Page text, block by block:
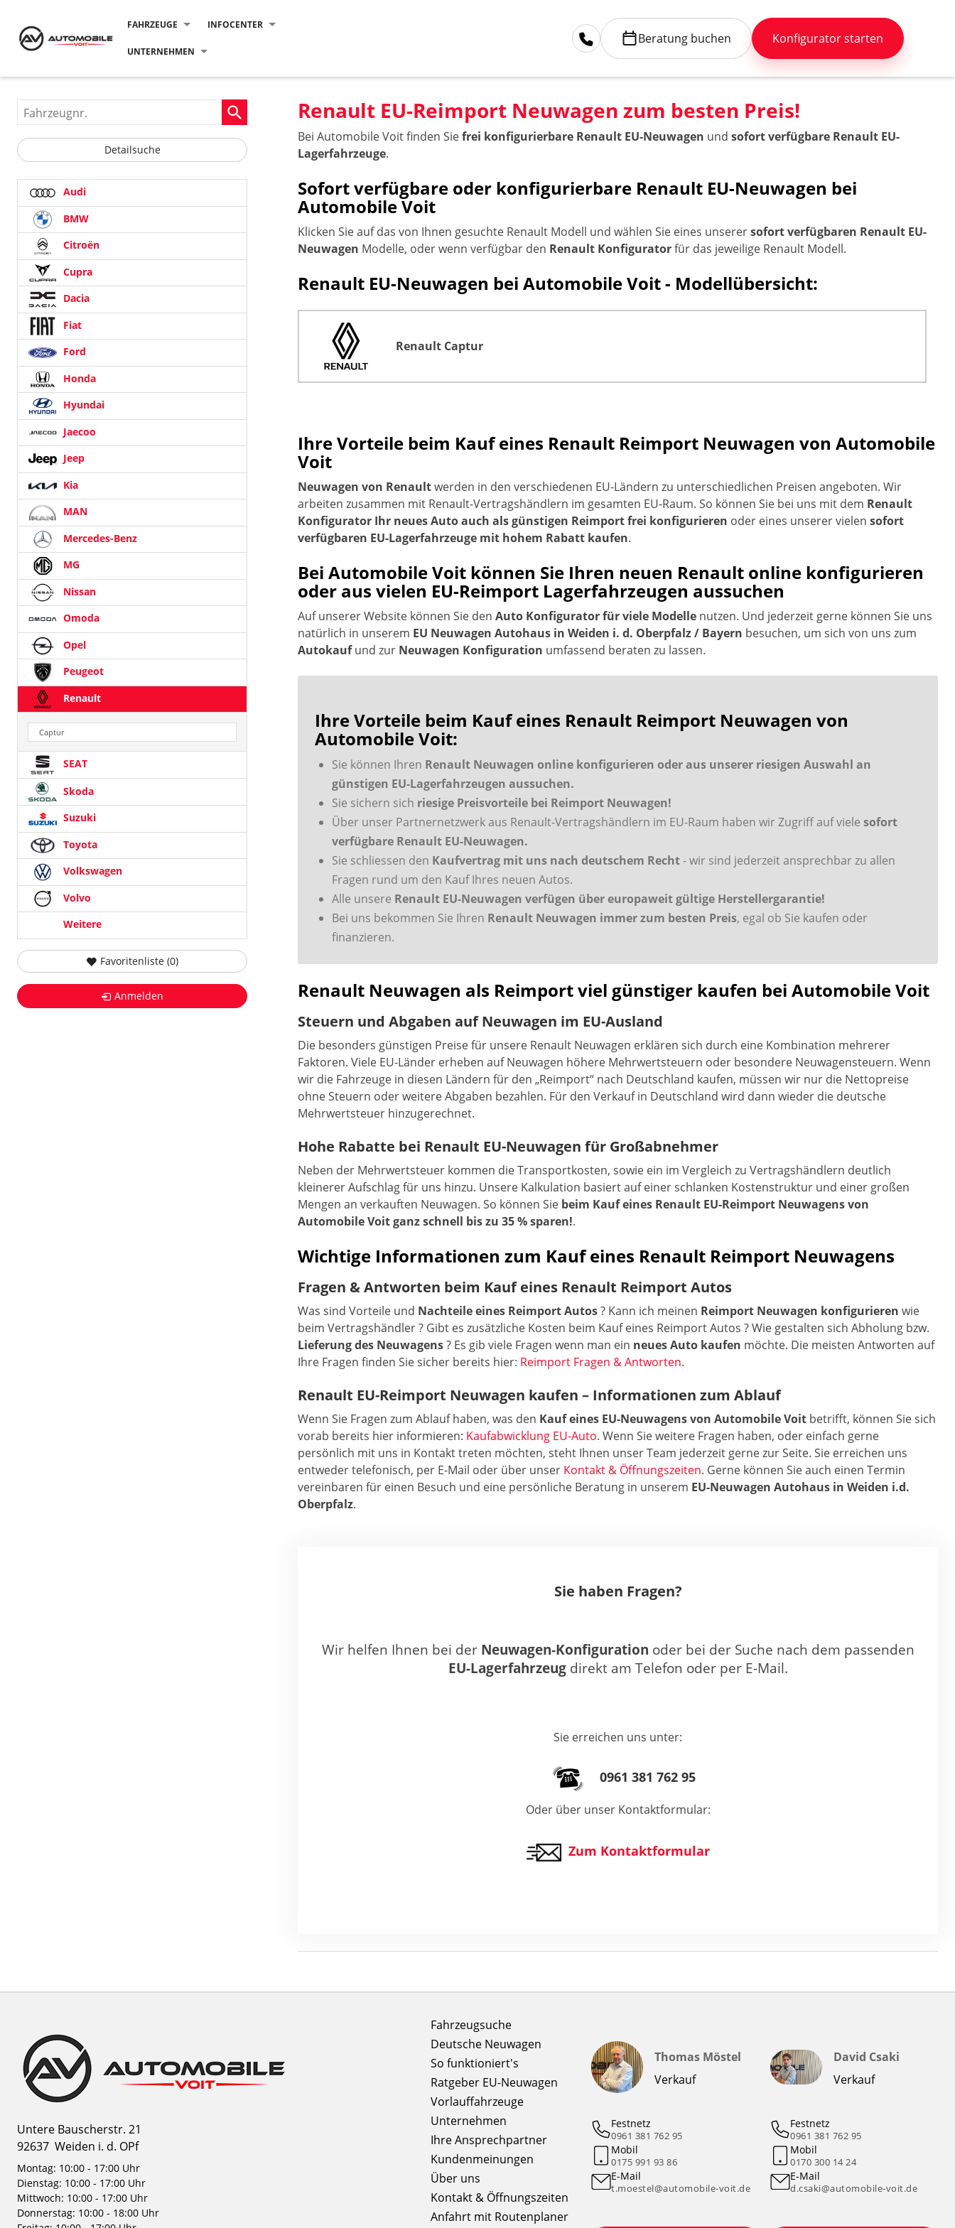
FAHRZEUGE INFOCENTER
UNTERNEHMEN
Beratung buchen Konfigurator starten
Renault EU-Reimport Neuwagen zum besten Preis!
Bei Automobile Voit finden Siefrei konfigurierbare Renault EU-Neuwagen undsofort verfügbare Renault EU-
Lagerfahrzeuge.
Sofort verfügbare oder konfigurierbare Renault EU-Neuwagen bei
Automobile Voit
Klicken Sie auf das von Ihnen gesuchte Renault Modell und wählen Sie eines unserersofort verfügbaren Renault EU-
Neuwagen Modelle, oder wenn verfügbar den Renault Konfiguratorfür das jeweilige Renault Modell.
Renault EU-Neuwagen bei Automobile Voit - Modellübersicht:
Renault Captur
Ihre Vorteile beim Kauf eines Renault Reimport Neuwagen von Automobile
Voit
Neuwagen von Renaultwerden in den verschiedenen EU-Ländern zu unterschiedlichen Preisen angeboten. Wir
arbeiten zusammen mit Renault-Vertragshändlern im gesamten EU-Raum. So können Sie bei uns mit dem Renault
Konfigurator Ihr neues Auto auch als günstigen Reimport frei konfigurieren oder eines unserer vielensofort
verfügbaren EU-Lagerfahrzeuge mit hohem Rabatt kaufen.
Bei Automobile Voit können Sie Ihren neuen Renault online konfigurieren
oder aus vielen EU-Reimport Lagerfahrzeugen aussuchen
Auf unserer Website können Sie denAuto Konfigurator für viele Modelle nutzen. Und jederzeit gerne können Sie uns
natürlich in unserem EU Neuwagen Autohaus in Weiden i. d. Oberpfalz / Bayern besuchen, um sich von uns zum
Autokaufund zur Neuwagen Konfiguration umfassend beraten zu lassen.
Ihre Vorteile beim Kauf eines Renault Reimport Neuwagen von
Automobile Voit:
Sie können Ihren Renault Neuwagen online konfigurieren oder aus unserer riesigen Auswahl an
günstigen EU-Lagerfahrzeugen aussuchen.
Sie sichern sich riesige Preisvorteile bei Reimport Neuwagen!
Über unser Partnernetzwerk aus Renault-Vertragshändlern im EU-Raum haben wir Zugriff auf vielesofort
verfügbare Renault EU-Neuwagen.
Sie schliessen den Kaufvertrag mit uns nach deutschem Recht- wir sind jederzeit ansprechbar zu allen
Fragen rund um den Kauf Ihres neuen Autos.
Alle unsere Renault EU-Neuwagen verfügen über europaweit gültige Herstellergarantie!
Bei uns bekommen Sie Ihren Renault Neuwagen immer zum besten Preis, egal ob Sie kaufen oder
finanzieren.
Renault Neuwagen als Reimport viel günstiger kaufen bei Automobile Voit
Steuern und Abgaben auf Neuwagen im EU-Ausland
Die besonders günstigen Preise für unsere Renault Neuwagen erklären sich durch eine Kombination mehrerer
Faktoren. Viele EU-Länder erheben auf Neuwagen höhere Mehrwertsteuern oder besondere Neuwagensteuern. Wenn
wir die Fahrzeuge in diesen Ländern für den „Reimport“ nach Deutschland kaufen, müssen wir nur die Nettopreise
ohne Steuern oder weitere Abgaben bezahlen. Für den Verkauf in Deutschland wird dann wieder die deutsche
Mehrwertsteuer hinzugerechnet.
Hohe Rabatte bei Renault EU-Neuwagen für Großabnehmer
Neben der Mehrwertsteuer kommen die Transportkosten, sowie ein im Vergleich zu Vertragshändlern deutlich
kleinerer Aufschlag für uns hinzu. Unsere Kalkulation basiert auf einer schlanken Kostenstruktur und einer großen
Mengen an verkauften Neuwagen. So können Sie beim Kauf eines Renault EU-Reimport Neuwagens von
Automobile Voit ganz schnell bis zu 35 % sparen!.
Wichtige Informationen zum Kauf eines Renault Reimport Neuwagens
Fragen & Antworten beim Kauf eines Renault Reimport Autos
Was sind Vorteile und Nachteile eines Reimport Autos? Kann ich meinen Reimport Neuwagen konfigurieren wie
beim Vertragshändler ? Gibt es zusätzliche Kosten beim Kauf eines Reimport Autos ? Wie gestalten sich Abholung bzw.
Lieferung des Neuwagens? Es gib viele Fragen wenn man ein neues Auto kaufen möchte. Die meisten Antworten auf
Ihre Fragen finden Sie sicher bereits hier: Reimport Fragen & Antworten.
Renault EU-Reimport Neuwagen kaufen – Informationen zum Ablauf
Wenn Sie Fragen zum Ablauf haben, was den Kauf eines EU-Neuwagens von Automobile Voit betrifft, können Sie sich
vorab bereits hier informieren: Kaufabwicklung EU-Auto. Wenn Sie weitere Fragen haben, oder einfach gerne
persönlich mit uns in Kontakt treten möchten, steht Ihnen unser Team jederzeit gerne zur Seite. Sie erreichen uns
entweder telefonisch, per E-Mail oder über unser Kontakt & Öffnungszeiten. Gerne können Sie auch einen Termin
vereinbaren für einen Besuch und eine persönliche Beratung in unserem EU-Neuwagen Autohaus in Weiden i.d.
Oberpfalz.
Sie haben Fragen?
Wir helfen Ihnen bei der Neuwagen-Konfiguration oder bei der Suche nach dem passenden
EU-Lagerfahrzeugdirekt am Telefon oder per E-Mail.
Sie erreichen uns unter:
0961 381 762 95
Oder über unser Kontaktformular:
Zum Kontaktformular
Fahrzeugnr.
Detailsuche
Audi
BMW
Citroën
Cupra
Dacia
Fiat
Ford
Honda
Hyundai
Jaecoo
Jeep
Kia
MAN
Mercedes-Benz
MG
Nissan
Omoda
Opel
Peugeot
Renault
Captur
SEAT
Skoda
Suzuki
Toyota
Volkswagen
Volvo
Weitere
Favoritenliste (0)
Anmelden
Untere Bauscherstr. 21
92637 Weiden i. d. OPf
Montag: 10:00 - 17:00 Uhr
Dienstag: 10:00 - 17:00 Uhr
Mittwoch: 10:00 - 17:00 Uhr
Donnerstag: 10:00 - 18:00 Uhr
Fahrzeugsuche
Deutsche Neuwagen
So funktioniert's
Ratgeber EU-Neuwagen
Vorlauffahrzeuge
Unternehmen
Ihre Ansprechpartner
Kundenmeinungen
Über uns
Kontakt & Öffnungszeiten
Anfahrt mit Routenplaner
Thomas Möstel
Verkauf
Festnetz
0961 381 762 95
Mobil
0175 991 93 86
E-Mail
t.moestel@automobile-voit.de
David Csaki
Verkauf
Festnetz
0961 381 762 95
Mobil
0170 300 14 24
E-Mail
d.csaki@automobile-voit.de